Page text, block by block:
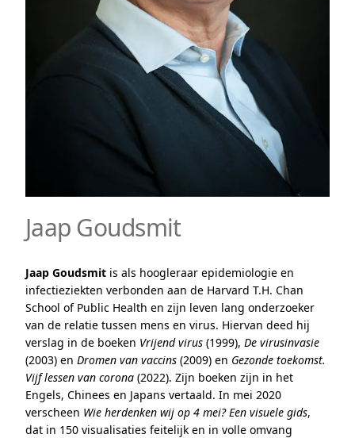
Jaap Goudsmit
Jaap Goudsmit is als hoogleraar epidemiologie en
infectieziekten verbonden aan de Harvard T.H. Chan
School of Public Health en zijn leven lang onderzoeker
van de relatie tussen mens en virus. Hiervan deed hij
verslag in de boeken Vrijend virus (1999), De virusinvasie
(2003) en Dromen van vaccins (2009) en Gezonde toekomst.
Vijf lessen van corona (2022). Zijn boeken zijn in het
Engels, Chinees en Japans vertaald. In mei 2020
verscheen Wie herdenken wij op 4 mei? Een visuele gids,
dat in 150 visualisaties feitelijk en in volle omvang